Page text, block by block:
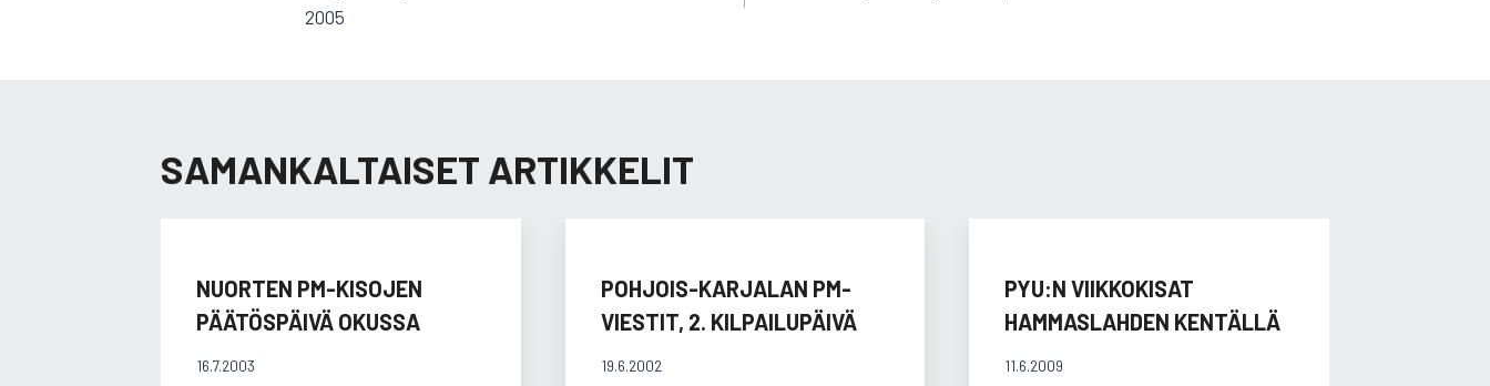
2005
SAMANKALTAISET ARTIKKELIT
NUORTEN PM-KISOJEN
PÄÄTÖSPÄIVÄ OKUSSA
16.7.2003
POHJOIS-KARJALAN PM-
VIESTIT, 2. KILPAILUPÄIVÄ
19.6.2002
PYU:N VIIKKOKISAT
HAMMASLAHDEN KENTÄLLÄ
11.6.2009